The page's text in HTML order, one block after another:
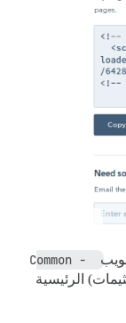
Common -
الرئيسية